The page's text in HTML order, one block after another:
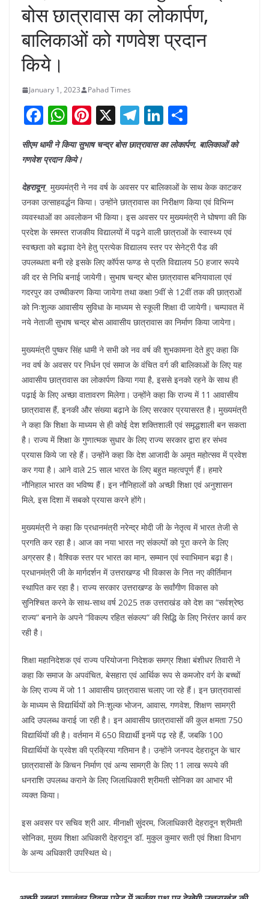
बोस छात्रावास का लोकार्पण,
बालिकाओं को गणवेश प्रदान
किये।
January 1, 2023 Pahad Times
F
a
c
e
b
o
o
k
W
h
at
A
p
p
Pi
er
st
X T
e
a
m
Li
k
dI
n
h
ar
सीएम धामी ने किया सुभाष चन्द्र बोस छात्रावास का लोकार्पण, बालिकाओं को
गणवेश प्रदान किये।
देहरादून_ मुख्यमंत्री ने नव वर्ष के अवसर पर बालिकाओं के साथ केक काटकर
उनका उत्साहवर्द्धन किया। उन्होंने छात्रावास का निरीक्षण किया एवं विभिन्न
व्यवस्थाओं का अवलोकन भी किया। इस अवसर पर मुख्यमंत्री ने घोषणा की कि
प्रदेश के समस्त राजकीय विद्यालयों में पढ़ने वाली छात्राओं के स्वास्थ्य एवं
स्वच्छता को बढ़ावा देने हेतु प्रत्येक विद्यालय स्तर पर सेनेट्री पैड की
उपलब्धता बनी रहे इसके लिए कॉर्पस फण्ड से प्रति विद्यालय 50 हजार रूपये
की दर से निधि बनाई जायेगी। सुभाष चन्द्र बोस छात्रावास बनियावाला एवं
गदरपुर का उच्चीकरण किया जायेगा तथा कक्षा 9वीं से 12वीं तक की छात्राओं
को निःशुल्क आवासीय सुविधा के माध्यम से स्कूली शिक्षा दी जायेगी। चम्पावत में
नये नेताजी सुभाष चन्द्र बोस आवासीय छात्रावास का निर्माण किया जायेगा।
मुख्यमंत्री पुष्कर सिंह धामी ने सभी को नव वर्ष की शुभकामना देते हुए कहा कि
नव वर्ष के अवसर पर निर्धन एवं समाज के वंचित वर्ग की बालिकाओं के लिए यह
आवासीय छात्रावास का लोकार्पण किया गया है, इससे इनको रहने के साथ ही
पढ़ाई के लिए अच्छा वातावरण मिलेगा। उन्होंने कहा कि राज्य में 11 आवासीय
छात्रावास हैं, इनकी और संख्या बढ़ाने के लिए सरकार प्रयासरत है। मुख्यमंत्री
ने कहा कि शिक्षा के माध्यम से ही कोई देश शक्तिशाली एवं समृद्धशाली बन सकता
है। राज्य में शिक्षा के गुणात्मक सुधार के लिए राज्य सरकार द्वारा हर संभव
प्रयास किये जा रहे हैं। उन्होंने कहा कि देश आजादी के अमृत महोत्सव में प्रवेश
कर गया है। आने वाले 25 साल भारत के लिए बहुत महत्वपूर्ण हैं। हमारे
नौनिहाल भारत का भविष्य हैं। इन नौनिहालों को अच्छी शिक्षा एवं अनुशासन
मिले, इस दिशा में सबको प्रयास करने होंगे।
मुख्यमंत्री ने कहा कि प्रधानमंत्री नरेन्द्र मोदी जी के नेतृत्व में भारत तेजी से
प्रगति कर रहा है। आज का नया भारत नए संकल्पों को पूरा करने के लिए
अग्रसर है। वैश्विक स्तर पर भारत का मान, सम्मान एवं स्वाभिमान बढ़ा है।
प्रधानमंत्री जी के मार्गदर्शन में उत्तराखण्ड भी विकास के नित नए कीर्तिमान
स्थापित कर रहा है। राज्य सरकार उत्तराखण्ड के सर्वांगीण विकास को
सुनिश्चित करने के साथ-साथ वर्ष 2025 तक उत्तराखंड को देश का “सर्वश्रेष्ठ
राज्य“ बनाने के अपने “विकल्प रहित संकल्प“ की सिद्धि के लिए निरंतर कार्य कर
रही है।
शिक्षा महानिदेशक एवं राज्य परियोजना निदेशक समग्र शिक्षा बंशीधर तिवारी ने
कहा कि समाज के अपवंचित, बेसहारा एवं आर्थिक रूप से कमजोर वर्ग के बच्चों
के लिए राज्य में जो 11 आवासीय छात्रावास चलाए जा रहे हैं। इन छात्रावासां
के माध्यम से विद्यार्थियों को निःशुल्क भोजन, आवास, गणवेश, शिक्षण सामग्री
आदि उपलब्ध कराई जा रही है। इन आवासीय छात्रावासों की कुल क्षमता 750
विद्यार्थियों की है। वर्तमान में 650 विद्यार्थी इनमें पढ़ रहे हैं, जबकि 100
विद्यार्थियों के प्रवेश की प्रक्रिया गतिमान है। उन्होंने जनपद देहरादून के चार
छात्रावासों के किचन निर्माण एवं अन्य सामग्री के लिए 11 लाख रूपये की
धनराशि उपलब्ध कराने के लिए जिलाधिकारी श्रीमती सोनिका का आभार भी
व्यक्त किया।
इस अवसर पर सचिव श्री आर. मीनाक्षी सुंदरम, जिलाधिकारी देहरादून श्रीमती
सोनिका, मुख्य शिक्षा अधिकारी देहरादून डॉ. मुकुल कुमार सती एवं शिक्षा विभाग
के अन्य अधिकारी उपस्थित थे।